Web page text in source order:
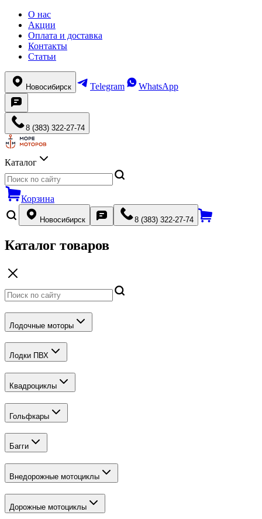
О нас
Акции
Оплата и доставка
Контакты
Статьи
Новосибирск Telegram WhatsApp
8 (383) 322-27-74
Каталог
Корзина
Новосибирск 8 (383) 322-27-74
Каталог товаров
Лодочные моторы
Лодки ПВХ
Квадроциклы
Гольфкары
Багги
Внедорожные мотоциклы
Дорожные мотоциклы